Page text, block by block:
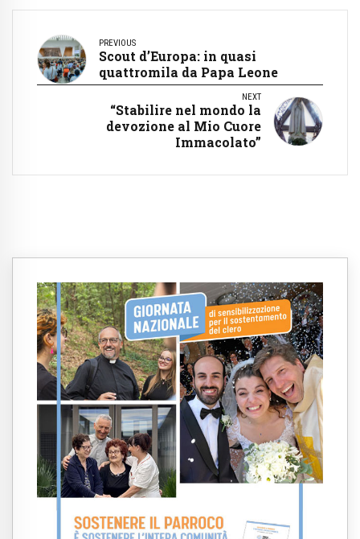
PREVIOUS
Scout d’Europa: in quasi
quattromila da Papa Leone
NEXT
“Stabilire nel mondo la
devozione al Mio Cuore
Immacolato”